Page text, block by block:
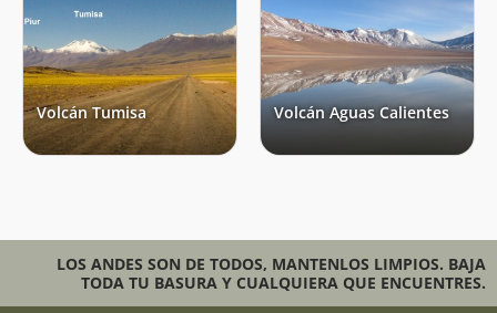
Volcán Tumisa Volcán Aguas Calientes
LOS ANDES SON DE TODOS, MANTENLOS LIMPIOS. BAJA
TODA TU BASURA Y CUALQUIERA QUE ENCUENTRES.